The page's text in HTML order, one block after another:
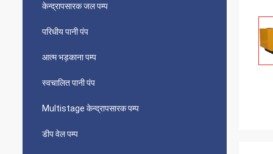
केन्द्रापसारक जल पम्प
परिधीय पानी पंप
आत्म भड़काना पम्प
स्वचालित पानी पंप
Multistage केन्द्रापसारक पम्प
डीप वेल पम्प